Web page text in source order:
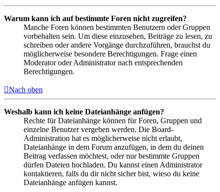
Warum kann ich auf bestimmte Foren nicht zugreifen?
Manche Foren können bestimmten Benutzern oder Gruppen
vorbehalten sein. Um diese einzusehen, Beiträge zu lesen, zu
schreiben oder andere Vorgänge durchzuführen, brauchst du
möglicherweise besondere Berechtigungen. Frage einen
Moderator oder Administrator nach entsprechenden
Berechtigungen.
Nach oben
Weshalb kann ich keine Dateianhänge anfügen?
Rechte für Dateianhänge können für Foren, Gruppen und
einzelne Benutzer vergeben werden. Die Board-
Administration hat es möglicherweise nicht erlaubt,
Dateianhänge in dem Forum anzufügen, in dem du deinen
Beitrag verfassen möchtest, oder nur bestimmte Gruppen
dürfen Dateien hochladen. Du kannst einen Administrator
kontaktieren, falls du dir nicht sicher bist, wieso du keine
Dateianhänge anfügen kannst.